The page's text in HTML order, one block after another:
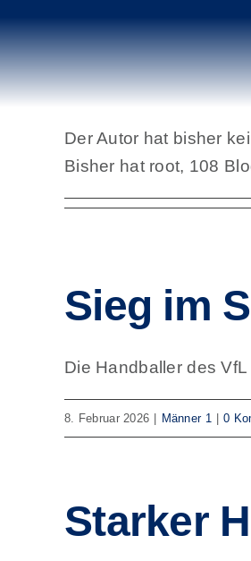
Inhalt
springenÜberroot
Der Autor hat bisher
Bisher hat root, 108
Sieg im
Die Handballer des
8. Februar 2026 Männer 1 0
Starker